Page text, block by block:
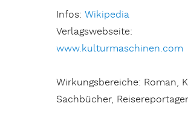
Infos:Wikipedia
Verlagswebseite:
www.kulturmaschinen.com
Wirkungsbereiche: Roman,
Sachbücher,